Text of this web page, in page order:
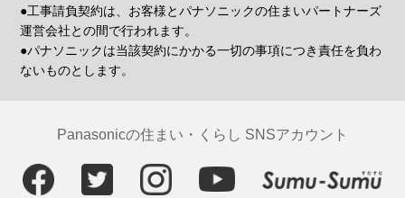
●工事請負契約は、お客様とパナソニックの住まいパートナーズ
運営会社との間で行われます。
●パナソニックは当該契約にかかる一切の事項につき責任を負わ
ないものとします。
Panasonicの住まい・くらし SNSアカウント